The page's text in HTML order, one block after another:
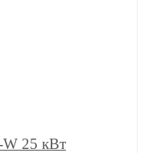
W 25 кВт